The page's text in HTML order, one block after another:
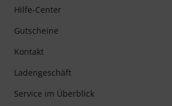
Hilfe-Center
Gutscheine
Kontakt
Ladengeschäft
Service im Überblick